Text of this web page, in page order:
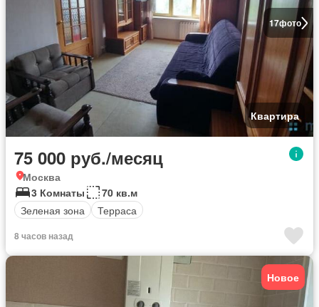
17фото
Квартира
75 000 руб./месяц
Москва
3 Комнаты
70 кв.м
Зеленая зона
Терраса
8 часов назад
Новое